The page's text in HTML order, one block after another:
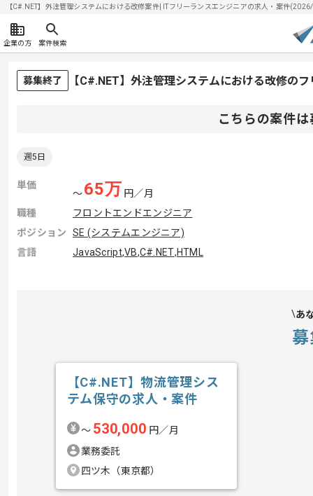
【C#.NET】外注管理システムにおける改修案件| ITフリーランスエンジニアの求人・案件
企業の方 案件検索
募集終了 【C#.NET】外注管理システムにおける改修の
こちらの案件
週5日
単価
〜65万 円／月
職種
フロントエンドエンジニア
ポジション
SE (システムエンジニア)
言語
JavaScript,VB,C#.NET,HTML
あ
【C#.NET】物流管理シス
テム保守の求人・案件
〜 530,000 円／月
業務委託
四ツ木（東京都）